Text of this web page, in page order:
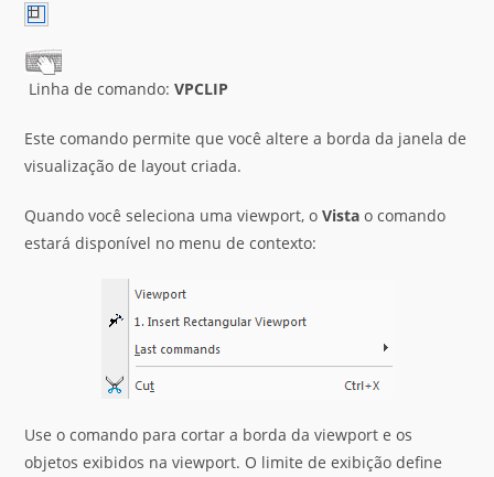
Linha de comando:VPCLIP
Este comando permite que você altere a borda da janela de
visualização de layout criada.
Quando você seleciona uma viewport, oVista o comando
estará disponível no menu de contexto:
Use o comando para cortar a borda da viewport e os
objetos exibidos na viewport. O limite de exibição define